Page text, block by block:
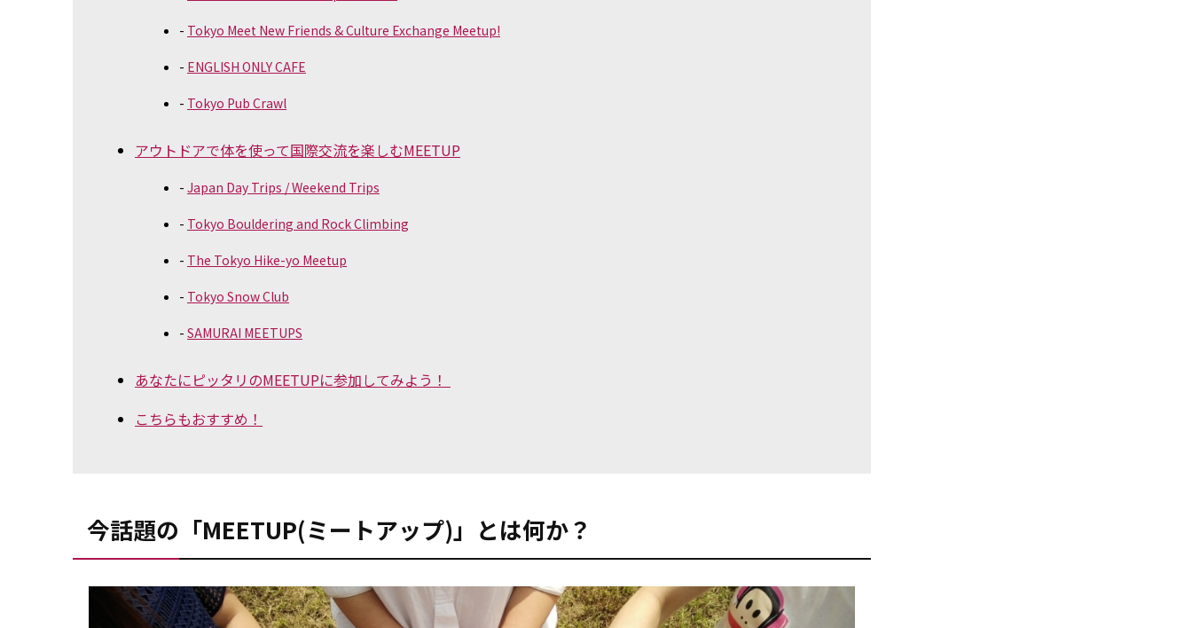
Tokyo Meet New Friends & Culture Exchange Meetup!
ENGLISH ONLY CAFE
Tokyo Pub Crawl
アウトドアで体を使って国際交流を楽しむMEETUP
Japan Day Trips / Weekend Trips
Tokyo Bouldering and Rock Climbing
The Tokyo Hike-yo Meetup
Tokyo Snow Club
SAMURAI MEETUPS
あなたにピッタリのMEETUPに参加してみよう！
こちらもおすすめ！
今話題の「MEETUP(ミートアップ)」とは何か？